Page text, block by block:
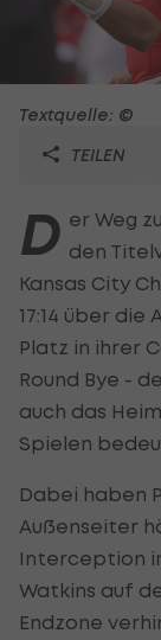
Textquelle: ©
TEILEN
D er Weg
den
Kansas City
17:14 über die
Platz in ihrer
Round Bye -
auch das
Spielen
Dabei haben
Außenseiter
Interception
Watkins auf
Endzone